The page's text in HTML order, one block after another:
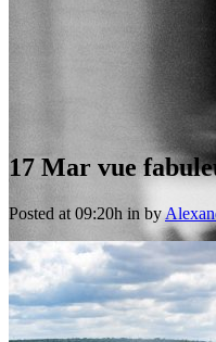
17 Mar vue
Posted at 09:20h in by